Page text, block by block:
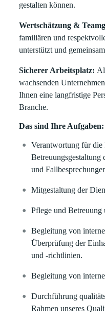
gestalten können.
Wertschätzung &
familiären und
unterstützt und
Sicherer Arbeitsplatz:
wachsenden
Ihnen eine langfristige
Branche.
Das sind Ihre Aufgaben:
Verantwortung für die
Betreuungsgestaltung
und
Mitgestaltung der
Pflege und Betreuung
Begleitung von
Überprüfung der
und -richtlinien.
Begleitung von
Durchführung
Rahmen unseres